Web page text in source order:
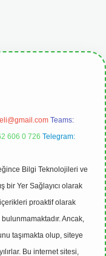
Teams:
606 0 726 Telegram:
Bilgi Teknolojileri ve
bir Yer Sağlayıcı olarak
proaktif olarak
Ancak,
taşımakta olup, siteye
Bu internet sitesi,